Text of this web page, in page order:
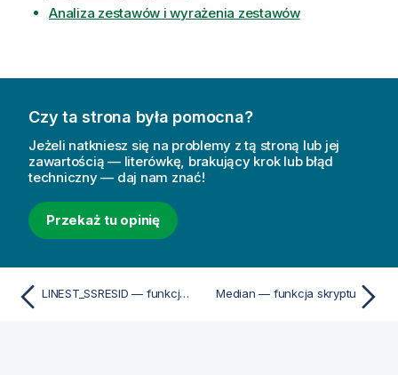
Analiza zestawów i wyrażenia zestawów
Czy ta strona była pomocna?
Jeżeli natkniesz się na problemy z tą stroną lub jej
zawartością — literówkę, brakujący krok lub błąd
techniczny — daj nam znać!
Przekaż tu opinię
LINEST_SSRESID — funkcja skryptu Median — funkcja skryptu